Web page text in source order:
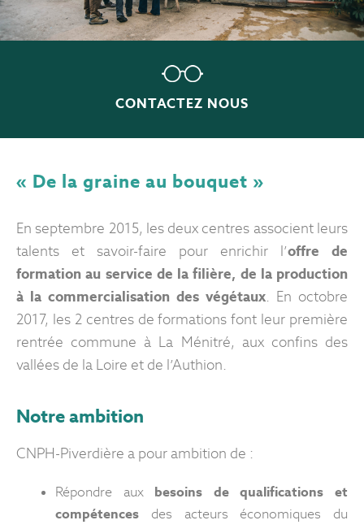
CONTACTEZ NOUS
« De la graine au bouquet »
En septembre 2015, les deux centres associent leurs
talents et savoir-faire pour enrichir l’offre de
formation au service de la filière, de la production
à la commercialisation des végétaux. En octobre
2017, les 2 centres de formations font leur première
rentrée commune à La Ménitré, aux confins des
vallées de la Loire et de l’Authion.
Notre ambition
CNPH-Piverdière a pour ambition de :
Répondre aux besoins de qualifications et
compétences des acteurs économiques du